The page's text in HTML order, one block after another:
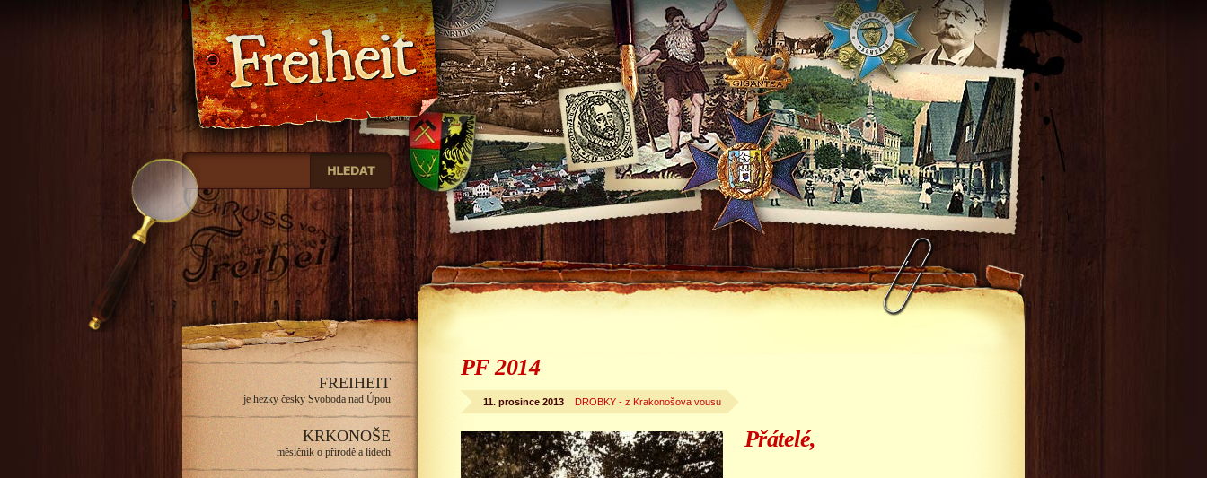
Freiheit
FREIHEIT
je hezky česky Svoboda nad Úpou
KRKONOŠE
měsíčník o přírodě a lidech
PF 2014
11. prosince 2013 DROBKY - z Krakonošova vousu
Přátelé,